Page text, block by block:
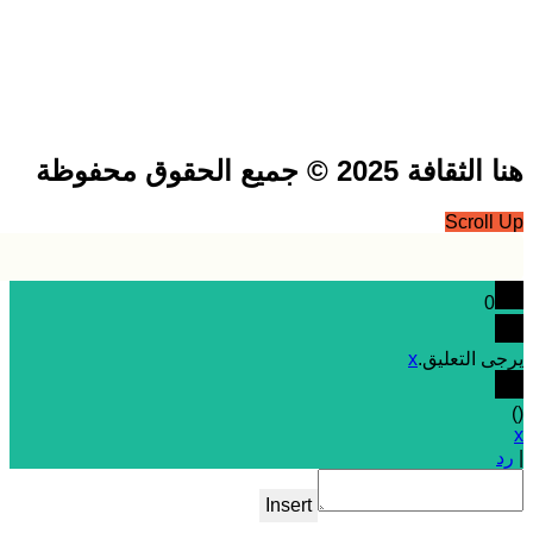
2025 © جميع الحقوق محفوظة
التعليق.x
Insert